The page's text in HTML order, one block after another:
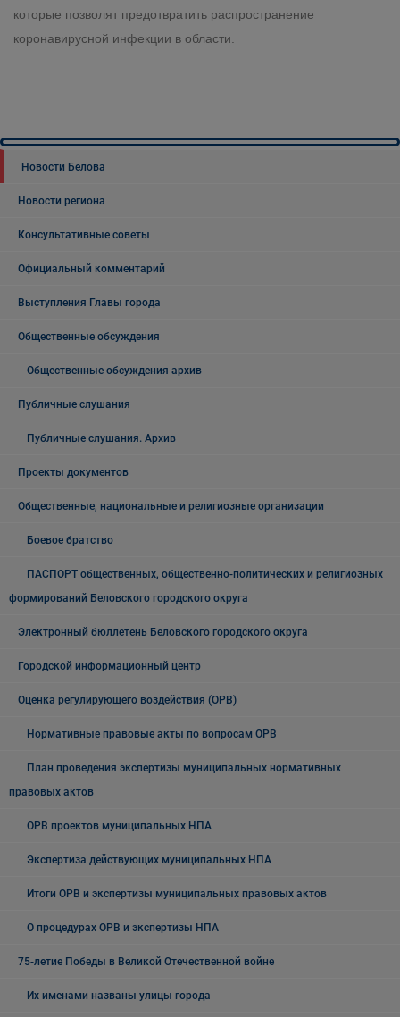
которые позволят предотвратить распространение
коронавирусной инфекции в области.
Новости Белова
Новости региона
Консультативные советы
Официальный комментарий
Выступления Главы города
Общественные обсуждения
Общественные обсуждения архив
Публичные слушания
Публичные слушания. Архив
Проекты документов
Общественные, национальные и религиозные организации
Боевое братство
ПАСПОРТ общественных, общественно-политических и религиозных
формирований Беловского городского округа
Электронный бюллетень Беловского городского округа
Городской информационный центр
Оценка регулирующего воздействия (ОРВ)
Нормативные правовые акты по вопросам ОРВ
План проведения экспертизы муниципальных нормативных
правовых актов
ОРВ проектов муниципальных НПА
Экспертиза действующих муниципальных НПА
Итоги ОРВ и экспертизы муниципальных правовых актов
О процедурах ОРВ и экспертизы НПА
75-летие Победы в Великой Отечественной войне
Их именами названы улицы города